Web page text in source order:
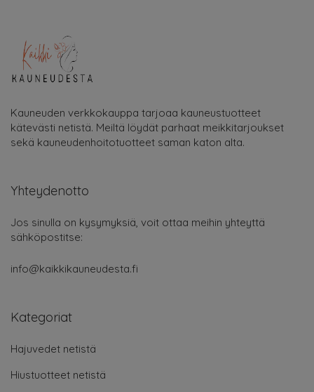
Kauneuden verkkokauppa tarjoaa kauneustuotteet
kätevästi netistä. Meiltä löydät parhaat meikkitarjoukset
sekä kauneudenhoitotuotteet saman katon alta.
Yhteydenotto
Jos sinulla on kysymyksiä, voit ottaa meihin yhteyttä
sähköpostitse:
info@kaikkikauneudesta.fi
Kategoriat
Hajuvedet netistä
Hiustuotteet netistä